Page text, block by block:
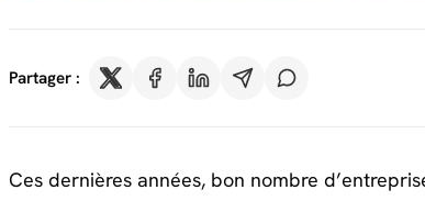
Partager :
Ces dernières années, bon nombre